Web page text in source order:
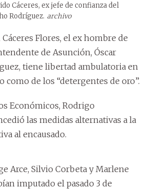
Cáceres, ex jefe de confianza del
Rodríguez. archivo
Flores, el ex hombre de
de Asunción, Óscar
tiene libertad ambulatoria en
como de los “detergentes de oro”.
Económicos, Rodrigo
las medidas alternativas a la
al encausado.
Arce, Silvio Corbeta y Marlene
imputado el pasado 3 de